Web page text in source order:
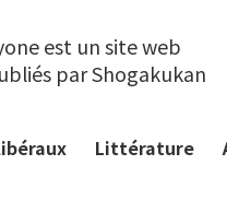
est un site web
par Shogakukan
Littérature